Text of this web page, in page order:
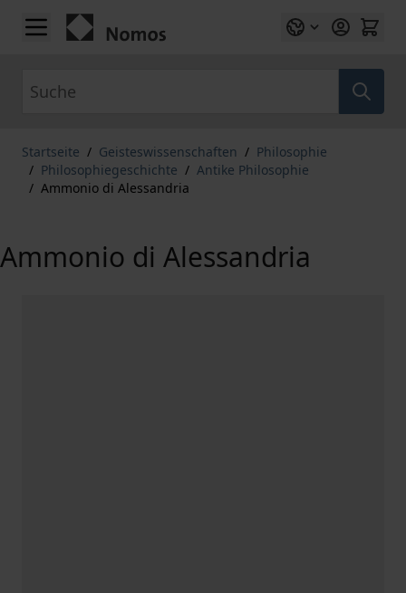
Zum Inhalt springen
Startseite / Geisteswissenschaften / Philosophie
/ Philosophiegeschichte / Antike Philosophie
/ Ammonio di Alessandria
Ammonio di Alessandria